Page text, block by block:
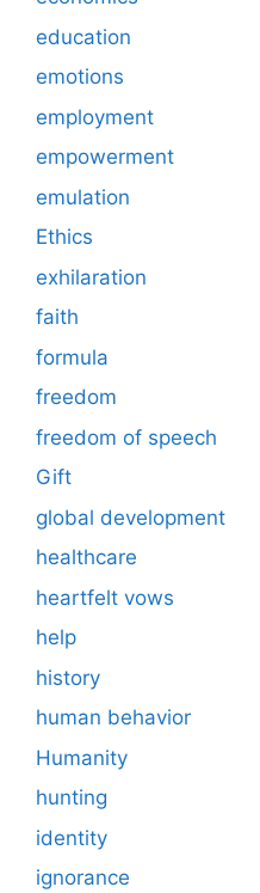
education
emotions
employment
empowerment
emulation
Ethics
exhilaration
faith
formula
freedom
freedom of speech
Gift
global development
healthcare
heartfelt vows
help
history
human behavior
Humanity
hunting
identity
ignorance